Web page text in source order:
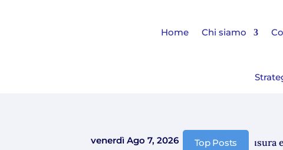
Home Chi siamo
venerdì Ago 7, 2026 Top Posts
Comunicazione chiusura